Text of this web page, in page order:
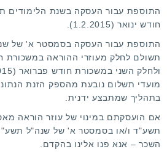
התוספת עבור העסקה בשנת הלימודים
חודש ינואר (1.2.2015).
התוספת עבור העסקה בסמסטר א' של
מועדי תשלום נובעת מהספק הזנת
בתהליך שמתבצע ידנית.
אם הועסקתם במינוי של עוזר הוראה
תשע"ד ו/או בסמסטר א' של שנה"ל
השכר – אנא פנו אלינו בהקדם.